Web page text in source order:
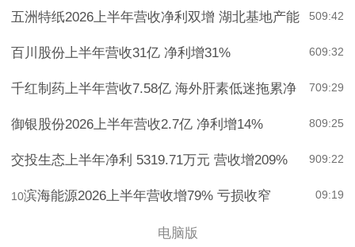
09:42
5
五洲特纸2026上半年营收净利双增 湖北基地产能
09:32
6
百川股份上半年营收31亿 净利增31%
09:29
7
千红制药上半年营收7.58亿 海外肝素低迷拖累净
09:25
8
御银股份2026上半年营收2.7亿 净利增14%
09:22
9
交投生态上半年净利 5319.71万元 营收增209%
09:19
10滨海能源2026上半年营收增79% 亏损收窄
电脑版